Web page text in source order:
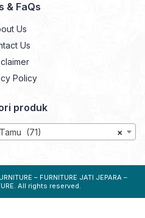
& FaQs
Us
Us
Policy
produk
×
(71)
– FURNITURE JATI JEPARA –
. All rights reserved.